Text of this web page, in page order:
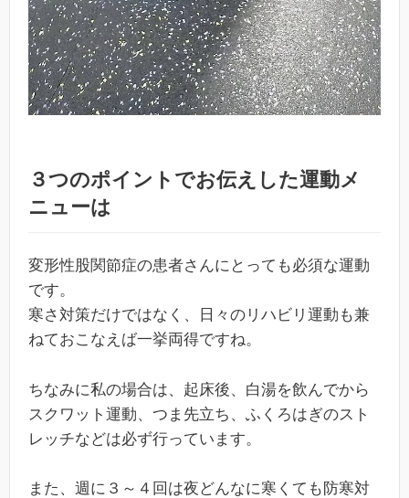
３つのポイントでお伝えした運動メ
ニューは
変形性股関節症の患者さんにとっても必須な運動
です。
寒さ対策だけではなく、日々のリハビリ運動も兼
ねておこなえば一挙両得ですね。
ちなみに私の場合は、起床後、白湯を飲んでから
スクワット運動、つま先立ち、ふくろはぎのスト
レッチなどは必ず行っています。
また、週に３～４回は夜どんなに寒くても防寒対